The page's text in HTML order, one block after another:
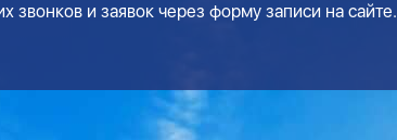
и заявок через форму записи на сайте.